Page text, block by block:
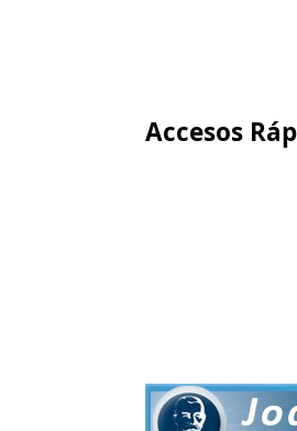
Accesos